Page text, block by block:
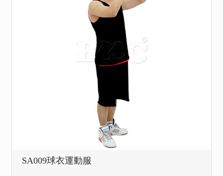
SA009球衣運動服